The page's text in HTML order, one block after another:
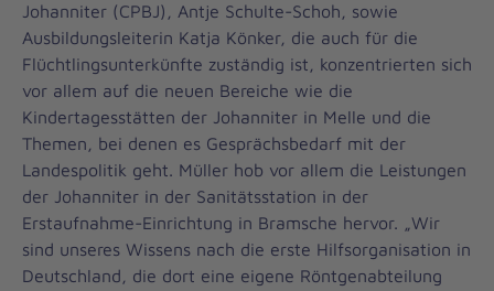
Johanniter (CPBJ), Antje Schulte-Schoh, sowie
Ausbildungsleiterin Katja Könker, die auch für die
Flüchtlingsunterkünfte zuständig ist, konzentrierten sich
vor allem auf die neuen Bereiche wie die
Kindertagesstätten der Johanniter in Melle und die
Themen, bei denen es Gesprächsbedarf mit der
Landespolitik geht. Müller hob vor allem die Leistungen
der Johanniter in der Sanitätsstation in der
Erstaufnahme-Einrichtung in Bramsche hervor. „Wir
sind unseres Wissens nach die erste Hilfsorganisation in
Deutschland, die dort eine eigene Röntgenabteilung